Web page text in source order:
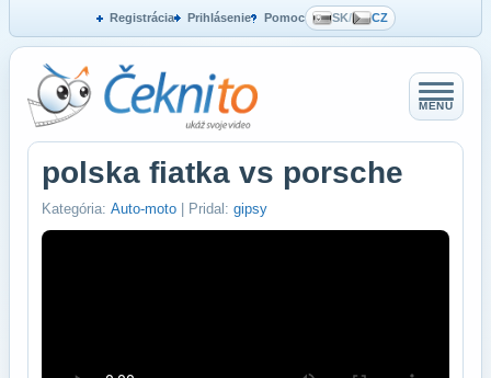
Registrácia Prihlásenie Pomoc SK/ CZ
MENU
polska fiatka vs porsche
Kategória: Auto-moto | Pridal: gipsy